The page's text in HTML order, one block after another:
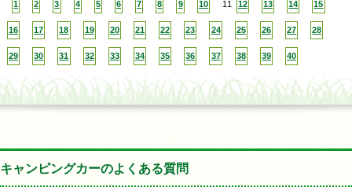
1 2 3 4 5 6 7 8 9 10 11 12 13 14 15
16 17 18 19 20 21 22 23 24 25 26 27 28
29 30 31 32 33 34 35 36 37 38 39 40
キャンピングカーのよくある質問